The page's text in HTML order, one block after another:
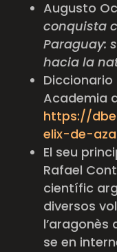
Augusto
conquista
Paraguay:
hacia la
Diccionario
Academia
https://
elix-de-
El seu
Rafael
científic
diversos
se en